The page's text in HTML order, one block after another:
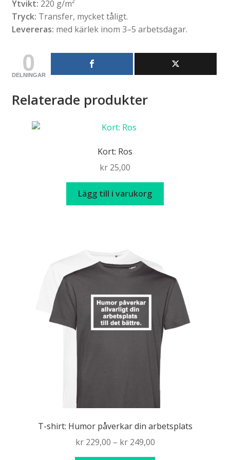
Ytvikt: 220 g/m²
Tryck: Transfer, mycket tåligt.
Levereras: med kärlek inom 3–5 arbetsdagar.
0
DELNINGAR
Relaterade produkter
Kort: Ros
kr 25,00
Lägg till i varukorg
T-shirt: Humor påverkar din arbetsplats
kr229,00 – kr249,00Price
range: